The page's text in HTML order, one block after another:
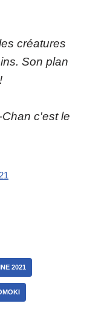
créatures
Son plan
c'est le
2021